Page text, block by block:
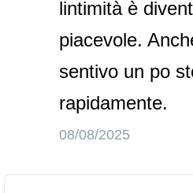
lintimità è
piacevole.
sentivo un po
rapidamente.
08/08/2025